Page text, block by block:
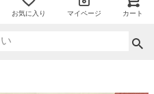
お気に入り マイページ カート